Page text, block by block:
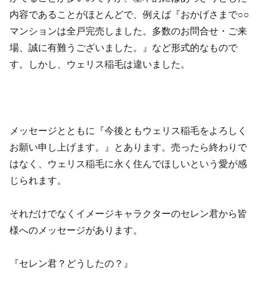
内容であることがほとんどで、例えば『おかげさまで○○
マンションは全戸完売しました。多数のお問合せ・ご来
場、誠に有難うございました。』など形式的なもので
す。しかし、ウェリス稲毛は違いました。
メッセージとともに『今後ともウェリス稲毛をよろしく
お願い申し上げます。』とあります。売ったら終わりで
はなく、ウェリス稲毛に永く住んでほしいという愛が感
じられます。
それだけでなくイメージキャラクターのセレン君から皆
様へのメッセージがあります。
『セレン君？どうしたの？』